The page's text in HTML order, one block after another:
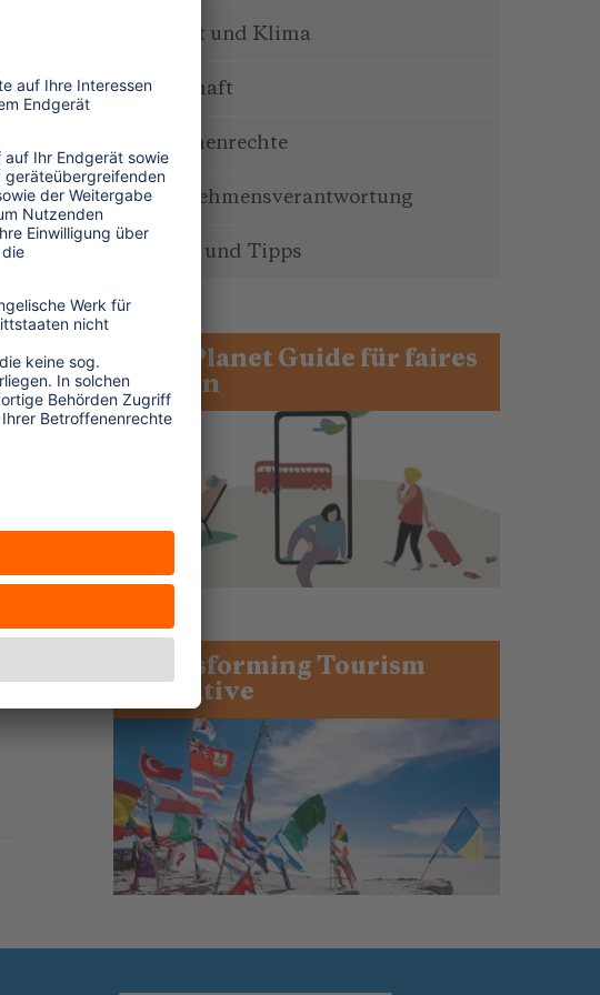
Umwelt und Klima
Wirtschaft
Menschenrechte
Unternehmensverantwortung
Service und Tipps
One Planet Guide für faires
Reisen
Transforming Tourism
Initiative